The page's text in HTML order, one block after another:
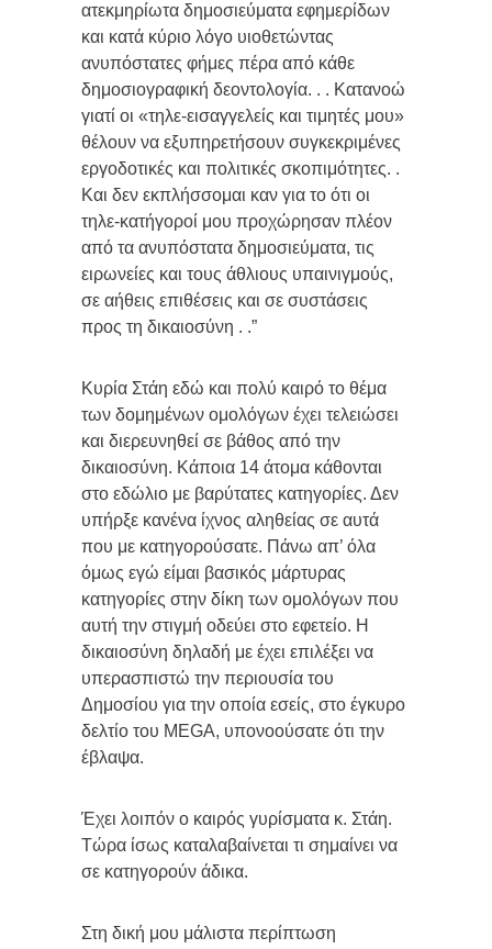
ατεκμηρίωτα δημοσιεύματα εφημερίδων
και κατά κύριο λόγο υιοθετώντας
ανυπόστατες φήμες πέρα από κάθε
δημοσιογραφική δεοντολογία. . . Κατανοώ
γιατί οι «τηλε-εισαγγελείς και τιμητές μου»
θέλουν να εξυπηρετήσουν συγκεκριμένες
εργοδοτικές και πολιτικές σκοπιμότητες. .
Και δεν εκπλήσσομαι καν για το ότι οι
τηλε-κατήγοροί μου προχώρησαν πλέον
από τα ανυπόστατα δημοσιεύματα, τις
ειρωνείες και τους άθλιους υπαινιγμούς,
σε αήθεις επιθέσεις και σε συστάσεις
προς τη δικαιοσύνη . .”
Κυρία Στάη εδώ και πολύ καιρό το θέμα
των δομημένων ομολόγων έχει τελειώσει
και διερευνηθεί σε βάθος από την
δικαιοσύνη. Κάποια 14 άτομα κάθονται
στο εδώλιο με βαρύτατες κατηγορίες. Δεν
υπήρξε κανένα ίχνος αληθείας σε αυτά
που με κατηγορούσατε. Πάνω απ’ όλα
όμως εγώ είμαι βασικός μάρτυρας
κατηγορίες στην δίκη των ομολόγων που
αυτή την στιγμή οδεύει στο εφετείο. Η
δικαιοσύνη δηλαδή με έχει επιλέξει να
υπερασπιστώ την περιουσία του
Δημοσίου για την οποία εσείς, στο έγκυρο
δελτίο του MEGA, υπονοούσατε ότι την
έβλαψα.
Έχει λοιπόν ο καιρός γυρίσματα κ. Στάη.
Τώρα ίσως καταλαβαίνεται τι σημαίνει να
σε κατηγορούν άδικα.
Στη δική μου μάλιστα περίπτωση